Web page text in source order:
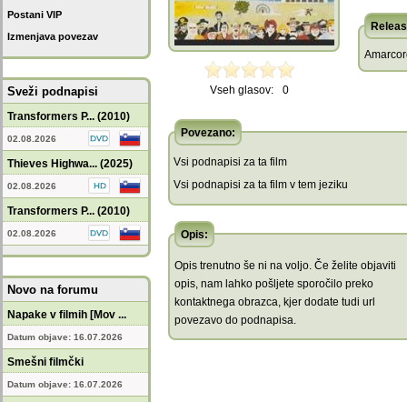
Postani VIP
Izmenjava povezav
Sveži podnapisi
Transformers P... (2010)
02.08.2026
Thieves Highwa... (2025)
02.08.2026
Transformers P... (2010)
02.08.2026
Novo na forumu
Napake v filmih [Mov ...
Datum objave: 16.07.2026
Smešni filmčki
Datum objave: 16.07.2026
Vseh glasov: 0
Povezano:
Vsi podnapisi za ta film
Vsi podnapisi za ta film v tem jeziku
Opis:
Opis trenutno še ni na voljo. Če želite objaviti
opis, nam lahko pošljete sporočilo preko
kontaktnega obrazca, kjer dodate tudi url
povezavo do podnapisa.